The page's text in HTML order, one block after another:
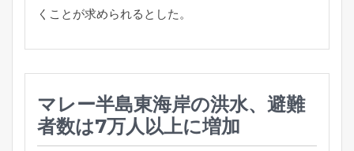
くことが求められるとした 。
マレー半島東海岸の洪水、避難
者数は7万人以上に増加